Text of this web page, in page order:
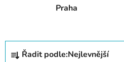
Praha
Ř
Řadit podle:Nejlevnější